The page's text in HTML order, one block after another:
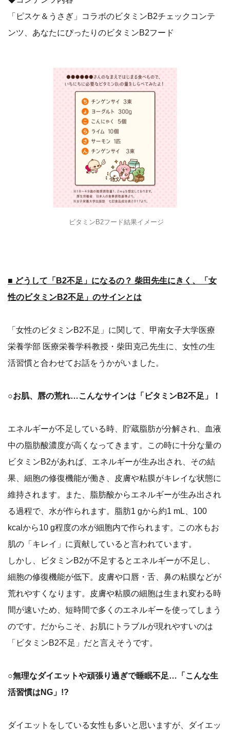
「ピスケ＆うさぎ」コラボのビタミンB2チェックコンテ
ンツ、あなたにぴったりのビタミンB2フード
​ ​ビタミンB2フード結果イメージ
■ どうして「B2不足」になるの？ 柴田先生にきく、「女
性のビタミンB2不足」のサインとは
「女性のビタミンB2不足」に関して、甲南女子大学医療
栄養学部 医療栄養学科教授・柴田克己先生に、女性の生
活習慣と合わせてお話をうかがいました。
○お肌、唇の荒れ…こんなサインは「ビタミンB2不足」！
エネルギーが不足している時、貯蔵脂肪が分解され、血液
中の脂肪酸濃度が高くなってきます。この時に十分な量の
ビタミンB2があれば、エネルギーが生み出され、その結
果、細胞の修復機能が働き、皮膚や粘膜がキレイな状態に
維持されます。また、脂肪酸からエネルギーが生み出され
る過程で、水が作られます。脂肪1 gから約1 mL、100
kcalから10 g程度の水が細胞内で作られます。この水もお
肌の「キレイ」に貢献していると言われています。
しかし、ビタミンB2が不足するとエネルギーが不足し、
細胞の修復機能が低下。皮膚や口唇・舌、鼻の粘膜などが
荒れやすくなります。皮膚や粘膜の細胞は生まれ変わる時
間が速いため、短時間で多くのエネルギーを使ってしまう
のです。だからこそ、お肌にトラブルが現れやすいのは
「ビタミンB2不足」だと言えそうです。
○無理なダイエットや頑張り過ぎで睡眠不足…「こんな生
活習慣はNG」!?
ダイエットをしている女性も多いと思いますが、ダイエッ